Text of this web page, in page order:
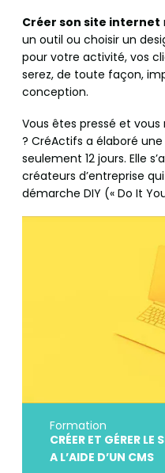
Créer son site internet
un outil ou choisir un
pour votre activité, vos
serez, de toute façon,
conception.
Vous êtes pressé et
? CréActifs a élaboré
seulement 12 jours. Elle
créateurs d’entreprise
démarche DIY (« Do It
Formation
CRÉER ET GÉRER LE
A L’AIDE D’UN CMS